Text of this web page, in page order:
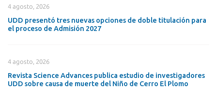
4 agosto, 2026
UDD presentó tres nuevas opciones de doble titulación para
el proceso de Admisión 2027
4 agosto, 2026
Revista Science Advances publica estudio de investigadores
UDD sobre causa de muerte del Niño de Cerro El Plomo